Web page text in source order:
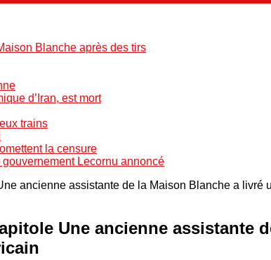
Blanche après des tirs
d’Iran, est mort
trains
la censure
Lecornu annoncé
ancienne assistante de la Maison Blanche a livré
Une ancienne assistante